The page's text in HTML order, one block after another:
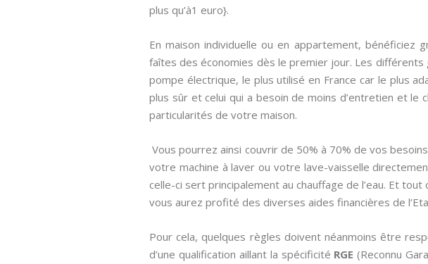
plus qu’à1 euro}.
En maison individuelle ou en appartement,
faîtes des économies dès le premier jour. Les différents
pompe électrique, le plus utilisé en France car le plus
plus sûr et celui qui a besoin de moins d’entretien et le
particularités de votre maison.
Vous pourrez ainsi couvrir de 50% à 70% de vos
votre machine à laver ou votre lave-vaisselle
celle-ci sert principalement au chauffage de l’eau. Et tout
vous aurez profité des diverses aides financières de
Pour cela, quelques règles doivent néanmoins être
d’une qualification aillant la spécificité RGE(Reconnu